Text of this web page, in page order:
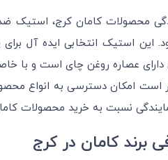
دارای عصاره روغن چای است و با
است امکان دسترسی به انواع
نسبت به خرید محصولات
برند کامان در کرج